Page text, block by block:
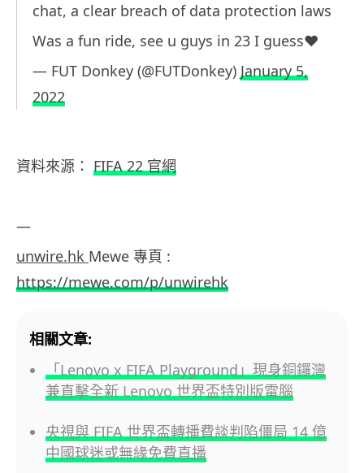
chat, a clear breach of data protection laws
Was a fun ride, see u guys in 23 I guess❤️
— FUT Donkey (@FUTDonkey) January 5,
2022
資料來源： FIFA 22 官網
—
unwire.hk Mewe 專頁 :
https://mewe.com/p/unwirehk
相關文章:
「Lenovo x FIFA Playground」現身銅鑼灣
兼直擊全新 Lenovo 世界盃特別版電腦
央視與 FIFA 世界盃轉播費談判陷僵局 14 億
中國球迷或無緣免費直播